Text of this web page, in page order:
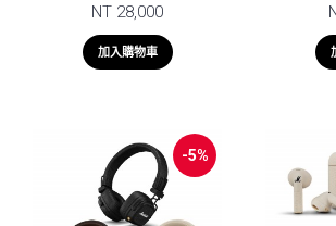
NT 28,000
加入購物車
-5%